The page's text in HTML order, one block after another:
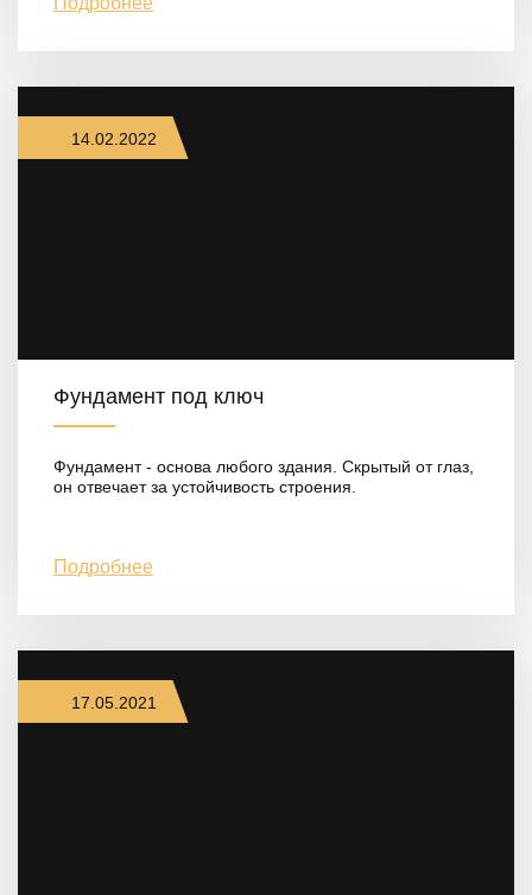
14.02.2022
Фундамент под ключ
Фундамент - основа любого здания. Скрытый от глаз,
он отвечает за устойчивость строения.
Подробнее
17.05.2021